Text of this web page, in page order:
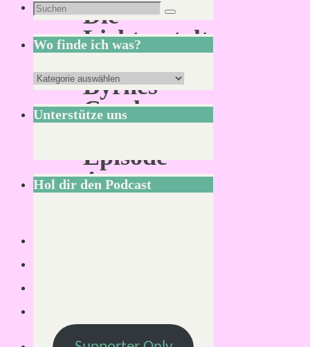
Die
Lichtgestalt
von
Byrnes
Creek
Episode
4
2024
Suchen
nach:
Suchen
Wo finde ich was?
Wo
finde
ich
Unterstütze uns
Hol dir den Podcast